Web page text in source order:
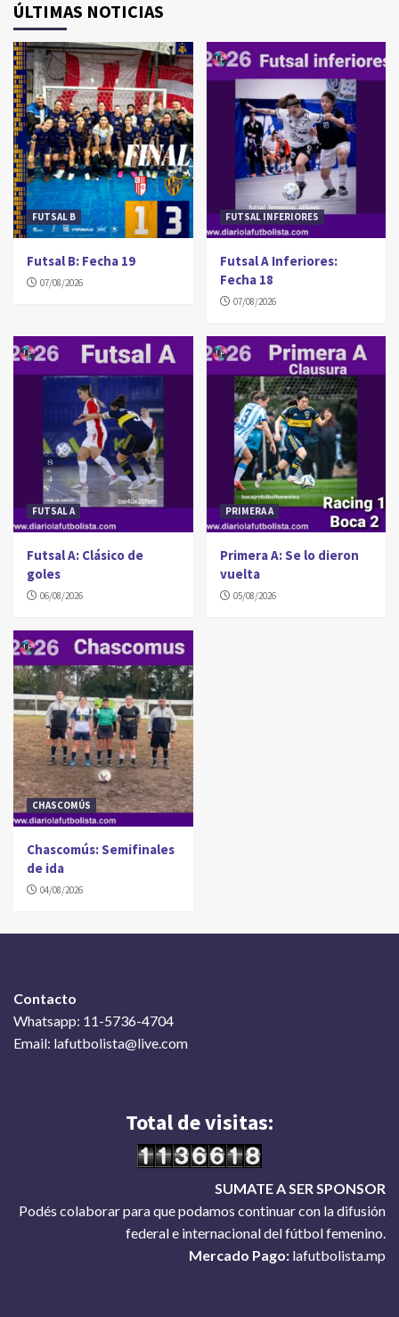
ÚLTIMAS NOTICIAS
FUTSAL B
Futsal B: Fecha 19
07/08/2026
FUTSAL INFERIORES
Futsal A Inferiores:
Fecha 18
07/08/2026
FUTSAL A
Futsal A: Clásico de
goles
06/08/2026
PRIMERA A
Primera A: Se lo dieron
vuelta
05/08/2026
CHASCOMÚS
Chascomús: Semifinales
de ida
04/08/2026
Contacto
Whatsapp: 11-5736-4704
Email: lafutbolista@live.com
Total de visitas:
SUMATE A SER SPONSOR
Podés colaborar para que podamos continuar con la difusión
federal e internacional del fútbol femenino.
Mercado Pago: lafutbolista.mp